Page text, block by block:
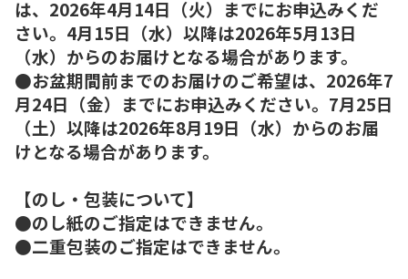
は、2026年4月14日（火）までにお申込みくだ
さい。4月15日（水）以降は2026年5月13日
（水）からのお届けとなる場合があります。
●お盆期間前までのお届けのご希望は、2026年7
月24日（金）までにお申込みください。7月25日
（土）以降は2026年8月19日（水）からのお届
けとなる場合があります。
【のし・包装について】
●のし紙のご指定はできません。
●二重包装のご指定はできません。